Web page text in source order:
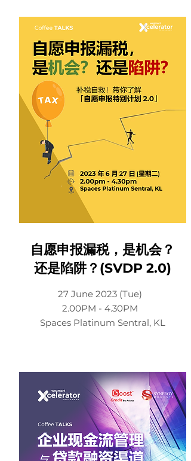
自愿申报漏税，是机会？
还是陷阱？(SVDP 2.0)
27 June 2023 (Tue)
2.00PM - 4.30PM
Spaces Platinum Sentral, KL